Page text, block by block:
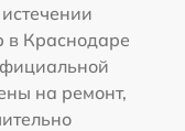
в Краснодаре
на ремонт,